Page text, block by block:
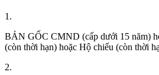
1.
BẢN GỐC CMND (cấp dưới 15 năm)
(còn thời hạn) hoặc Hộ chiếu (còn thời
2.